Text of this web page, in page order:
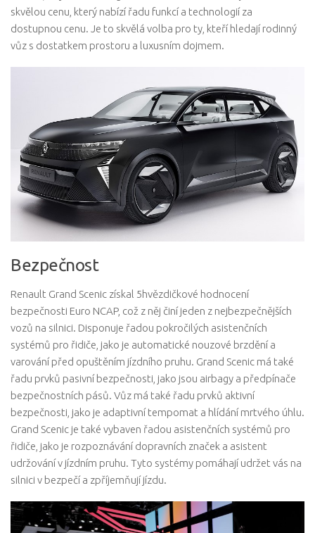
skvělou cenu, který nabízí řadu funkcí a technologií za
dostupnou cenu. Je to skvělá volba pro ty, kteří hledají rodinný
vůz s dostatkem prostoru a luxusním dojmem.
Bezpečnost
Renault Grand Scenic získal 5hvězdičkové hodnocení
bezpečnosti Euro NCAP, což z něj činí jeden z nejbezpečnějších
vozů na silnici. Disponuje řadou pokročilých asistenčních
systémů pro řidiče, jako je automatické nouzové brzdění a
varování před opuštěním jízdního pruhu. Grand Scenic má také
řadu prvků pasivní bezpečnosti, jako jsou airbagy a předpínače
bezpečnostních pásů. Vůz má také řadu prvků aktivní
bezpečnosti, jako je adaptivní tempomat a hlídání mrtvého úhlu.
Grand Scenic je také vybaven řadou asistenčních systémů pro
řidiče, jako je rozpoznávání dopravních značek a asistent
udržování v jízdním pruhu. Tyto systémy pomáhají udržet vás na
silnici v bezpečí a zpříjemňují jízdu.